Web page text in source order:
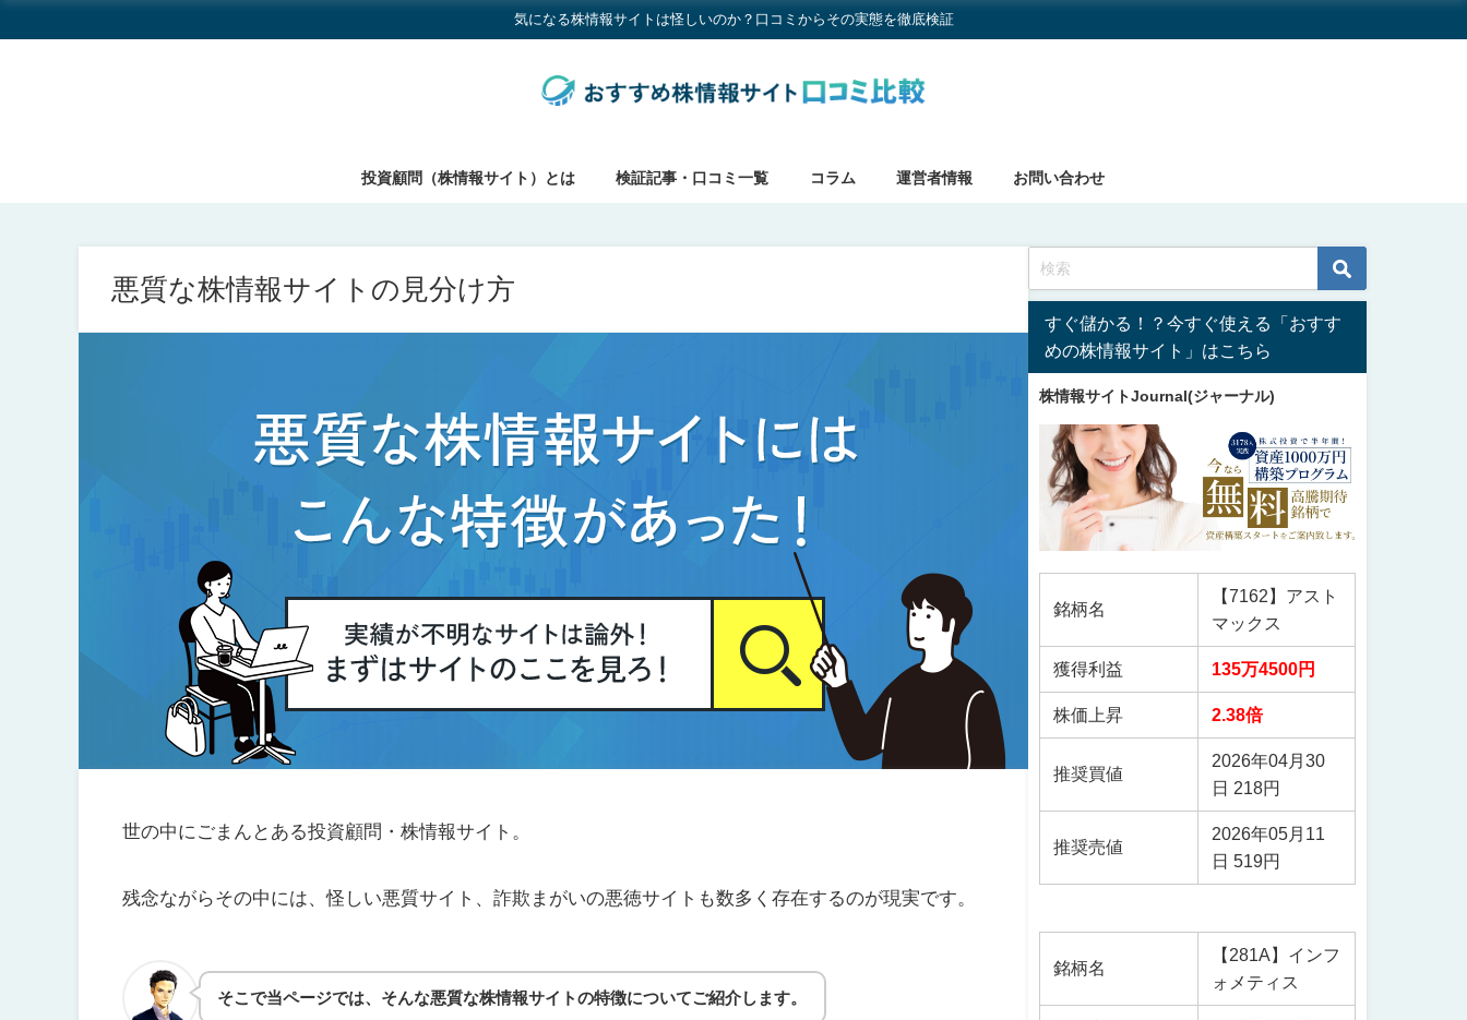
気になる株情報サイトは怪しいのか？口コミからその実態を徹底検証
投資顧問（株情報サイト）とは 検証記事・口コミ一覧 コラム 運営者情報 お問い合わせ
悪質な株情報サイトの見分け方
世の中にごまんとある投資顧問・株情報サイト。
残念ながらその中には、怪しい悪質サイト、詐欺まがいの悪徳サイトも数多く存在するのが現実です。
そこで当ページでは、そんな悪質な株情報サイトの特徴についてご紹介します。
すぐ儲かる！？今すぐ使える「おすす
めの株情報サイト」はこちら
株情報サイトJournal(ジャーナル)
銘柄名
【7162】アスト
マックス
獲得利益 135万4500円
株価上昇 2.38倍
推奨買値
2026年04月30
日 218円
推奨売値
2026年05月11
日 519円
銘柄名
【281A】インフ
ォメティス